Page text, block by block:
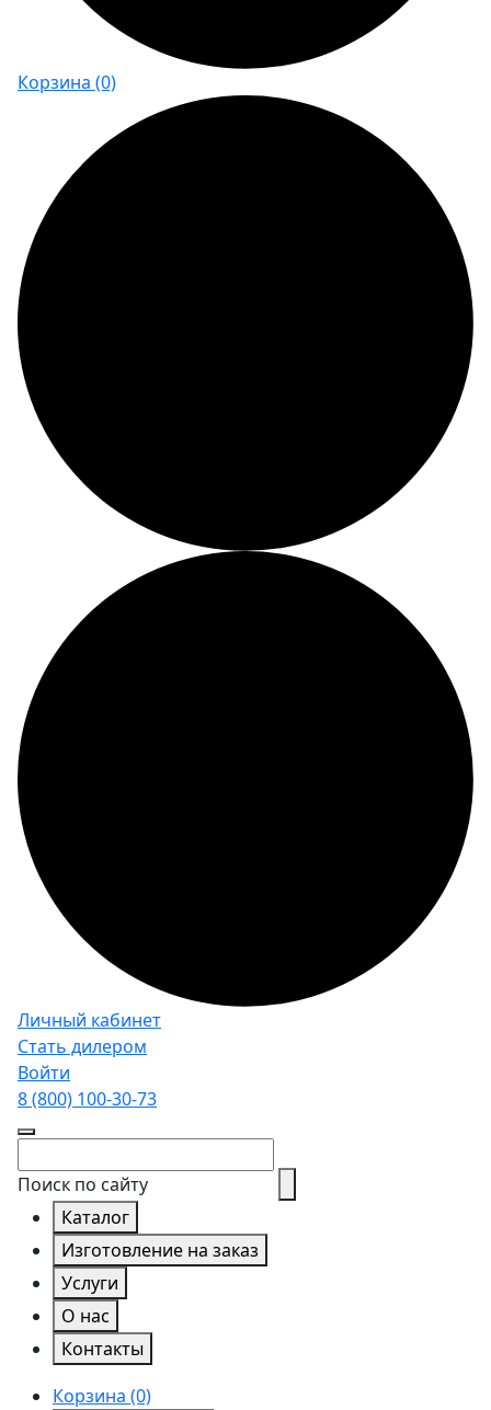
Корзина (0)
Личный кабинет
Стать дилером
Войти
8 (800) 100-30-73
Поиск по сайту
Каталог
Изготовление на заказ
Услуги
О нас
Контакты
Корзина (0)